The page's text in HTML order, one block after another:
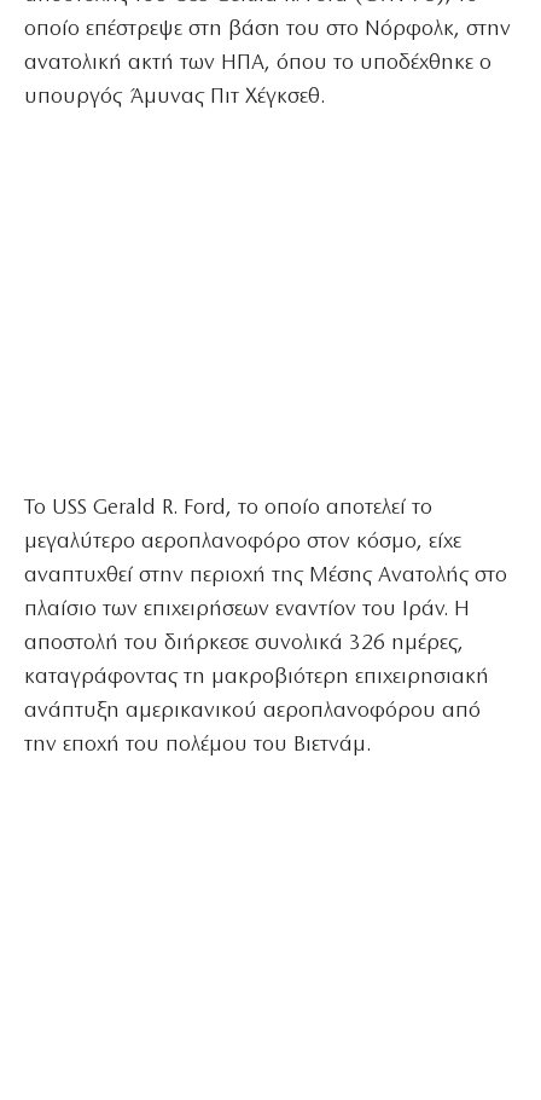
οποίο επέστρεψε στη βάση του στο Νόρφολκ, στην
ανατολική ακτή των ΗΠΑ, όπου το υποδέχθηκε ο
υπουργός Άμυνας Πιτ Χέγκσεθ.
Το USS Gerald R. Ford, το οποίο αποτελεί το
μεγαλύτερο αεροπλανοφόρο στον κόσμο, είχε
αναπτυχθεί στην περιοχή της Μέσης Ανατολής στο
πλαίσιο των επιχειρήσεων εναντίον του Ιράν. Η
αποστολή του διήρκεσε συνολικά 326 ημέρες,
καταγράφοντας τη μακροβιότερη επιχειρησιακή
ανάπτυξη αμερικανικού αεροπλανοφόρου από
την εποχή του πολέμου του Βιετνάμ.